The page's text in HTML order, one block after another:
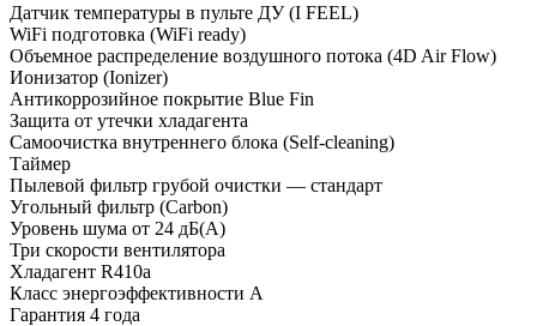
Датчик температуры в пульте ДУ (I FEEL)
WiFi подготовка (WiFi ready)
Объемное распределение воздушного потока (4D Air Flow)
Ионизатор (Ionizer)
Антикоррозийное покрытие Blue Fin
Защита от утечки хладагента
Самоочистка внутреннего блока (Self-cleaning)
Таймер
Пылевой фильтр грубой очистки — стандарт
Угольный фильтр (Carbon)
Уровень шума от 24 дБ(А)
Три скорости вентилятора
Хладагент R410a
Класс энергоэффективности A
Гарантия 4 года